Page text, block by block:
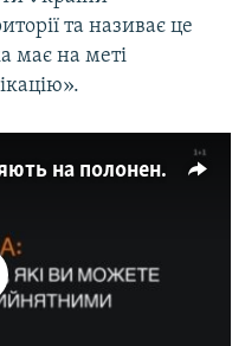
та називає це
має на меті
Тіла солдатів Росії обміняють на полонених військовослужбовців України – відео
available